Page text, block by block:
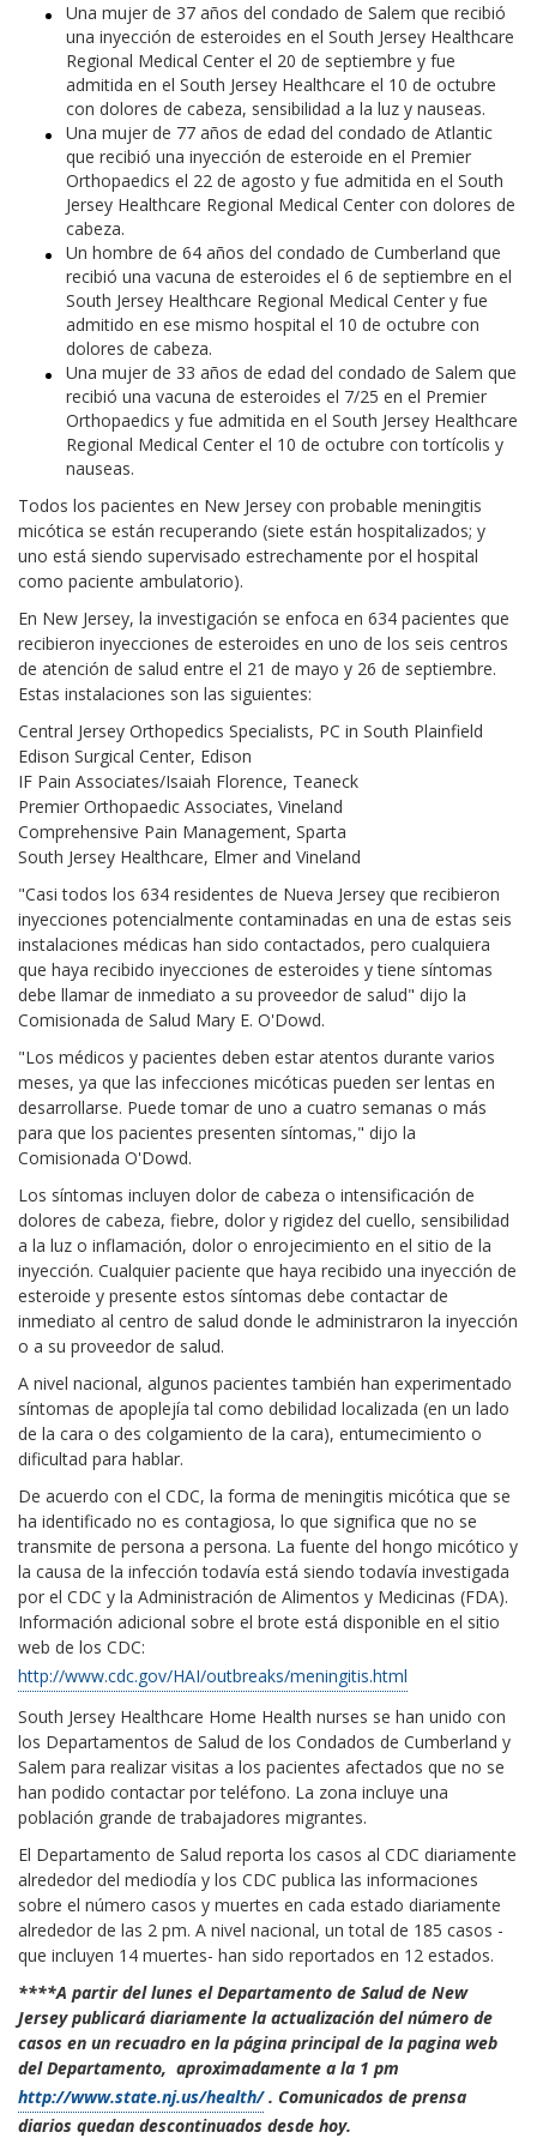
Una mujer de 37 años del condado de Salem que recibió
una inyección de esteroides en el South Jersey Healthcare
Regional Medical Center el 20 de septiembre y fue
admitida en el South Jersey Healthcare el 10 de octubre
con dolores de cabeza, sensibilidad a la luz y nauseas.
Una mujer de 77 años de edad del condado de Atlantic
que recibió una inyección de esteroide en el Premier
Orthopaedics el 22 de agosto y fue admitida en el South
Jersey Healthcare Regional Medical Center con dolores de
cabeza.
Un hombre de 64 años del condado de Cumberland que
recibió una vacuna de esteroides el 6 de septiembre en el
South Jersey Healthcare Regional Medical Center y fue
admitido en ese mismo hospital el 10 de octubre con
dolores de cabeza.
Una mujer de 33 años de edad del condado de Salem que
recibió una vacuna de esteroides el 7/25 en el Premier
Orthopaedics y fue admitida en el South Jersey Healthcare
Regional Medical Center el 10 de octubre con tortícolis y
nauseas.
Todos los pacientes en New Jersey con probable meningitis
micótica se están recuperando (siete están hospitalizados; y
uno está siendo supervisado estrechamente por el hospital
como paciente ambulatorio).
En New Jersey, la investigación se enfoca en 634 pacientes que
recibieron inyecciones de esteroides en uno de los seis centros
de atención de salud entre el 21 de mayo y 26 de septiembre.
Estas instalaciones son las siguientes:
Central Jersey Orthopedics Specialists, PC in South Plainfield
Edison Surgical Center, Edison
IF Pain Associates/Isaiah Florence, Teaneck
Premier Orthopaedic Associates, Vineland
Comprehensive Pain Management, Sparta
South Jersey Healthcare, Elmer and Vineland
"Casi todos los 634 residentes de Nueva Jersey que recibieron
inyecciones potencialmente contaminadas en una de estas seis
instalaciones médicas han sido contactados, pero cualquiera
que haya recibido inyecciones de esteroides y tiene síntomas
debe llamar de inmediato a su proveedor de salud" dijo la
Comisionada de Salud Mary E. O'Dowd.
"Los médicos y pacientes deben estar atentos durante varios
meses, ya que las infecciones micóticas pueden ser lentas en
desarrollarse. Puede tomar de uno a cuatro semanas o más
para que los pacientes presenten síntomas," dijo la
Comisionada O'Dowd.
Los síntomas incluyen dolor de cabeza o intensificación de
dolores de cabeza, fiebre, dolor y rigidez del cuello, sensibilidad
a la luz o inflamación, dolor o enrojecimiento en el sitio de la
inyección. Cualquier paciente que haya recibido una inyección de
esteroide y presente estos síntomas debe contactar de
inmediato al centro de salud donde le administraron la inyección
o a su proveedor de salud.
A nivel nacional, algunos pacientes también han experimentado
síntomas de apoplejía tal como debilidad localizada (en un lado
de la cara o des colgamiento de la cara), entumecimiento o
dificultad para hablar.
De acuerdo con el CDC, la forma de meningitis micótica que se
ha identificado no es contagiosa, lo que significa que no se
transmite de persona a persona. La fuente del hongo micótico y
la causa de la infección todavía está siendo todavía investigada
por el CDC y la Administración de Alimentos y Medicinas (FDA).
Información adicional sobre el brote está disponible en el sitio
web de los CDC:
http://www.cdc.gov/HAI/outbreaks/meningitis.html
South Jersey Healthcare Home Health nurses se han unido con
los Departamentos de Salud de los Condados de Cumberland y
Salem para realizar visitas a los pacientes afectados que no se
han podido contactar por teléfono. La zona incluye una
población grande de trabajadores migrantes.
El Departamento de Salud reporta los casos al CDC diariamente
alrededor del mediodía y los CDC publica las informaciones
sobre el número casos y muertes en cada estado diariamente
alrededor de las 2 pm. A nivel nacional, un total de 185 casos -
que incluyen 14 muertes- han sido reportados en 12 estados.
****A partir del lunes el Departamento de Salud de New
Jersey publicará diariamente la actualización del número de
casos en un recuadro en la página principal de la pagina web
del Departamento, aproximadamente a la 1 pm
http://www.state.nj.us/health/. Comunicados de prensa
diarios quedan descontinuados desde hoy.